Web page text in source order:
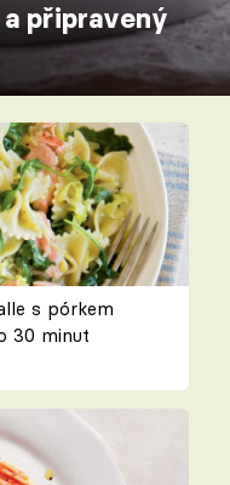
připravený
s pórkem
30 minut